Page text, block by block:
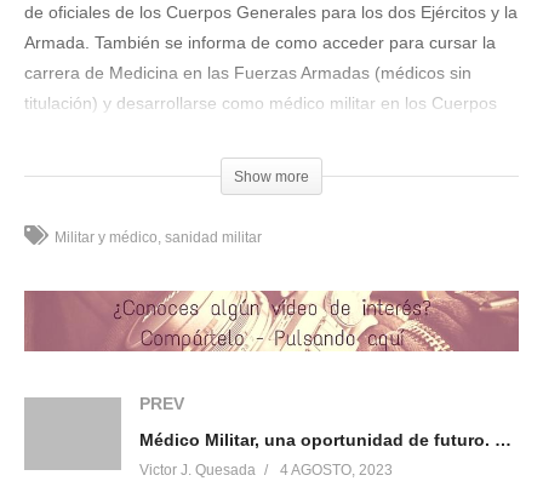
de oficiales de los Cuerpos Generales para los dos Ejércitos y la
Armada. También se informa de como acceder para cursar la
carrera de Medicina en las Fuerzas Armadas (médicos sin
titulación) y desarrollarse como médico militar en los Cuerpos
(Visited 363 times, 3 visits today)
Me gusta esto:
Show more
Militar y médico sanidad militar
PREV
Médico Militar, una oportunidad de futuro. 2023
Victor J. Quesada 4 AGOSTO, 2023